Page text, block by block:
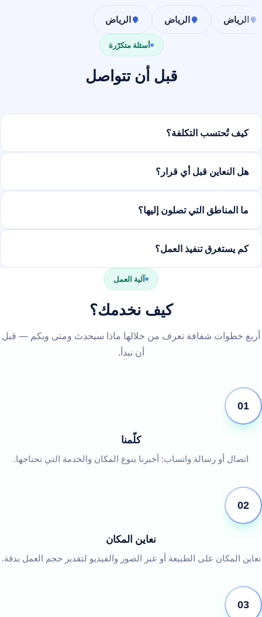
الرياض الرياض الرياض
أسئلة متكرّرة
قبل أن تتواصل
كيف تُحتسب التكلفة؟
هل النعاين قبل أي قرار؟
ما المناطق التي تصلون إليها؟
كم يستغرق تنفيذ العمل؟
آلية العمل
كيف نخدمك؟
أربع خطوات شفافة تعرف من خلالها ماذا سيحدث ومتى وبكم — قبل
أن نبدأ.
01
كلّمنا
اتصال أو رسالة واتساب: أخبرنا بنوع المكان والخدمة التي تحتاجها.
02
نعاين المكان
نعاين المكان على الطبيعة أو عبر الصور والفيديو لتقدير حجم العمل بدقة.
03